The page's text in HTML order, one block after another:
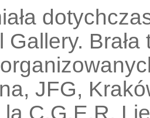
JFG,
la C.G.E.R,